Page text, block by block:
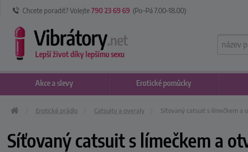
Chcete poradit? Volejte790 23 69 69 (Po–Pá 7.00–18.00)
Lepší život díky lepšímu sexu
Erotické prádlo Catsuity a overaly Síťovaný catsuit s límečkem a
Síťovaný catsuit s límečkem a
Akcea slevy Erotické pomůcky